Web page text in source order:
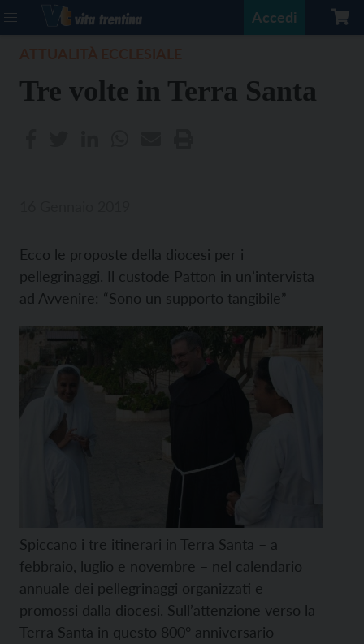
Accedi
Tre volte in Terra Santa
Ecco le proposte della diocesi per i
pellegrinaggi. Il custode Patton in un’intervista
ad Avvenire: “Sono un supporto tangibile”
Spiccano i tre itinerari in Terra Santa – a
febbraio, luglio e novembre – nel calendario
annuale dei pellegrinaggi organizzati e
promossi dalla diocesi. Sull’attenzione verso la
Terra Santa in questo 800° anniversario